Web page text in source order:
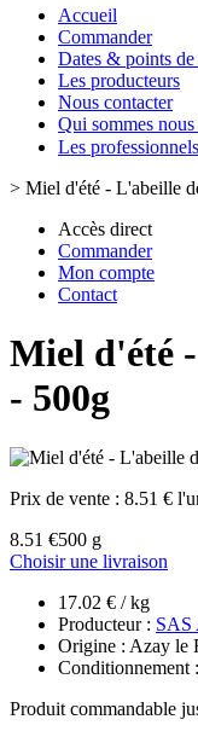
Accueil
Commander
Dates & points de
Les producteurs
Nous contacter
Qui sommes nous
Les
> Miel d'été - L'abeille
Accès direct
Commander
Mon compte
Contact
Miel d'été
- 500g
Prix de vente : 8.51 €
8.51 €500 g
Choisir une livraison
17.02 € / kg
Producteur : SAS
Origine : Azay le
Conditionnement
Produit commandable